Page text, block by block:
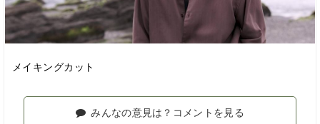
メイキングカット
みんなの意見は？コメントを見る